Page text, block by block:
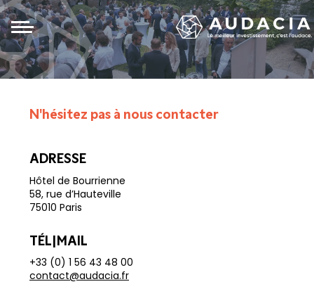
CONTACT
N'hésitez pas à nous contacter
ADRESSE
Hôtel de Bourrienne
58, rue d’Hauteville
75010 Paris
TÉL|MAIL
+33 (0) 1 56 43 48 00
contact@audacia.fr
Panneau de gestion des cookies